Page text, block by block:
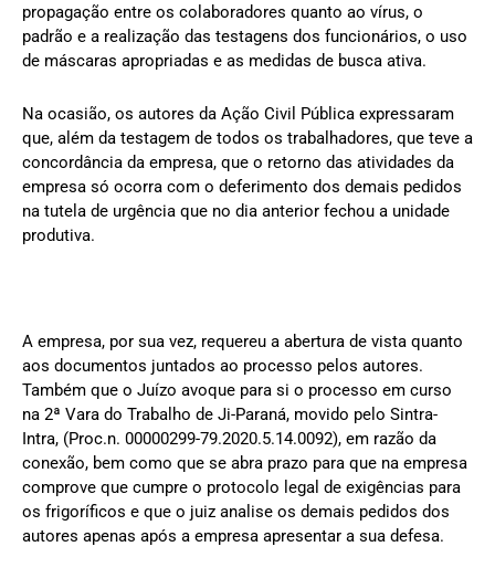
propagação entre os colaboradores quanto ao vírus, o
padrão e a realização das testagens dos funcionários, o uso
de máscaras apropriadas e as medidas de busca ativa.
Na ocasião, os autores da Ação Civil Pública expressaram
que, além da testagem de todos os trabalhadores, que teve a
concordância da empresa, que o retorno das atividades da
empresa só ocorra com o deferimento dos demais pedidos
na tutela de urgência que no dia anterior fechou a unidade
produtiva.
A empresa, por sua vez, requereu a abertura de vista quanto
aos documentos juntados ao processo pelos autores.
Também que o Juízo avoque para si o processo em curso
na 2ª Vara do Trabalho de Ji-Paraná, movido pelo Sintra-
Intra, (Proc.n. 00000299-79.2020.5.14.0092), em razão da
conexão, bem como que se abra prazo para que na empresa
comprove que cumpre o protocolo legal de exigências para
os frigoríficos e que o juiz analise os demais pedidos dos
autores apenas após a empresa apresentar a sua defesa.